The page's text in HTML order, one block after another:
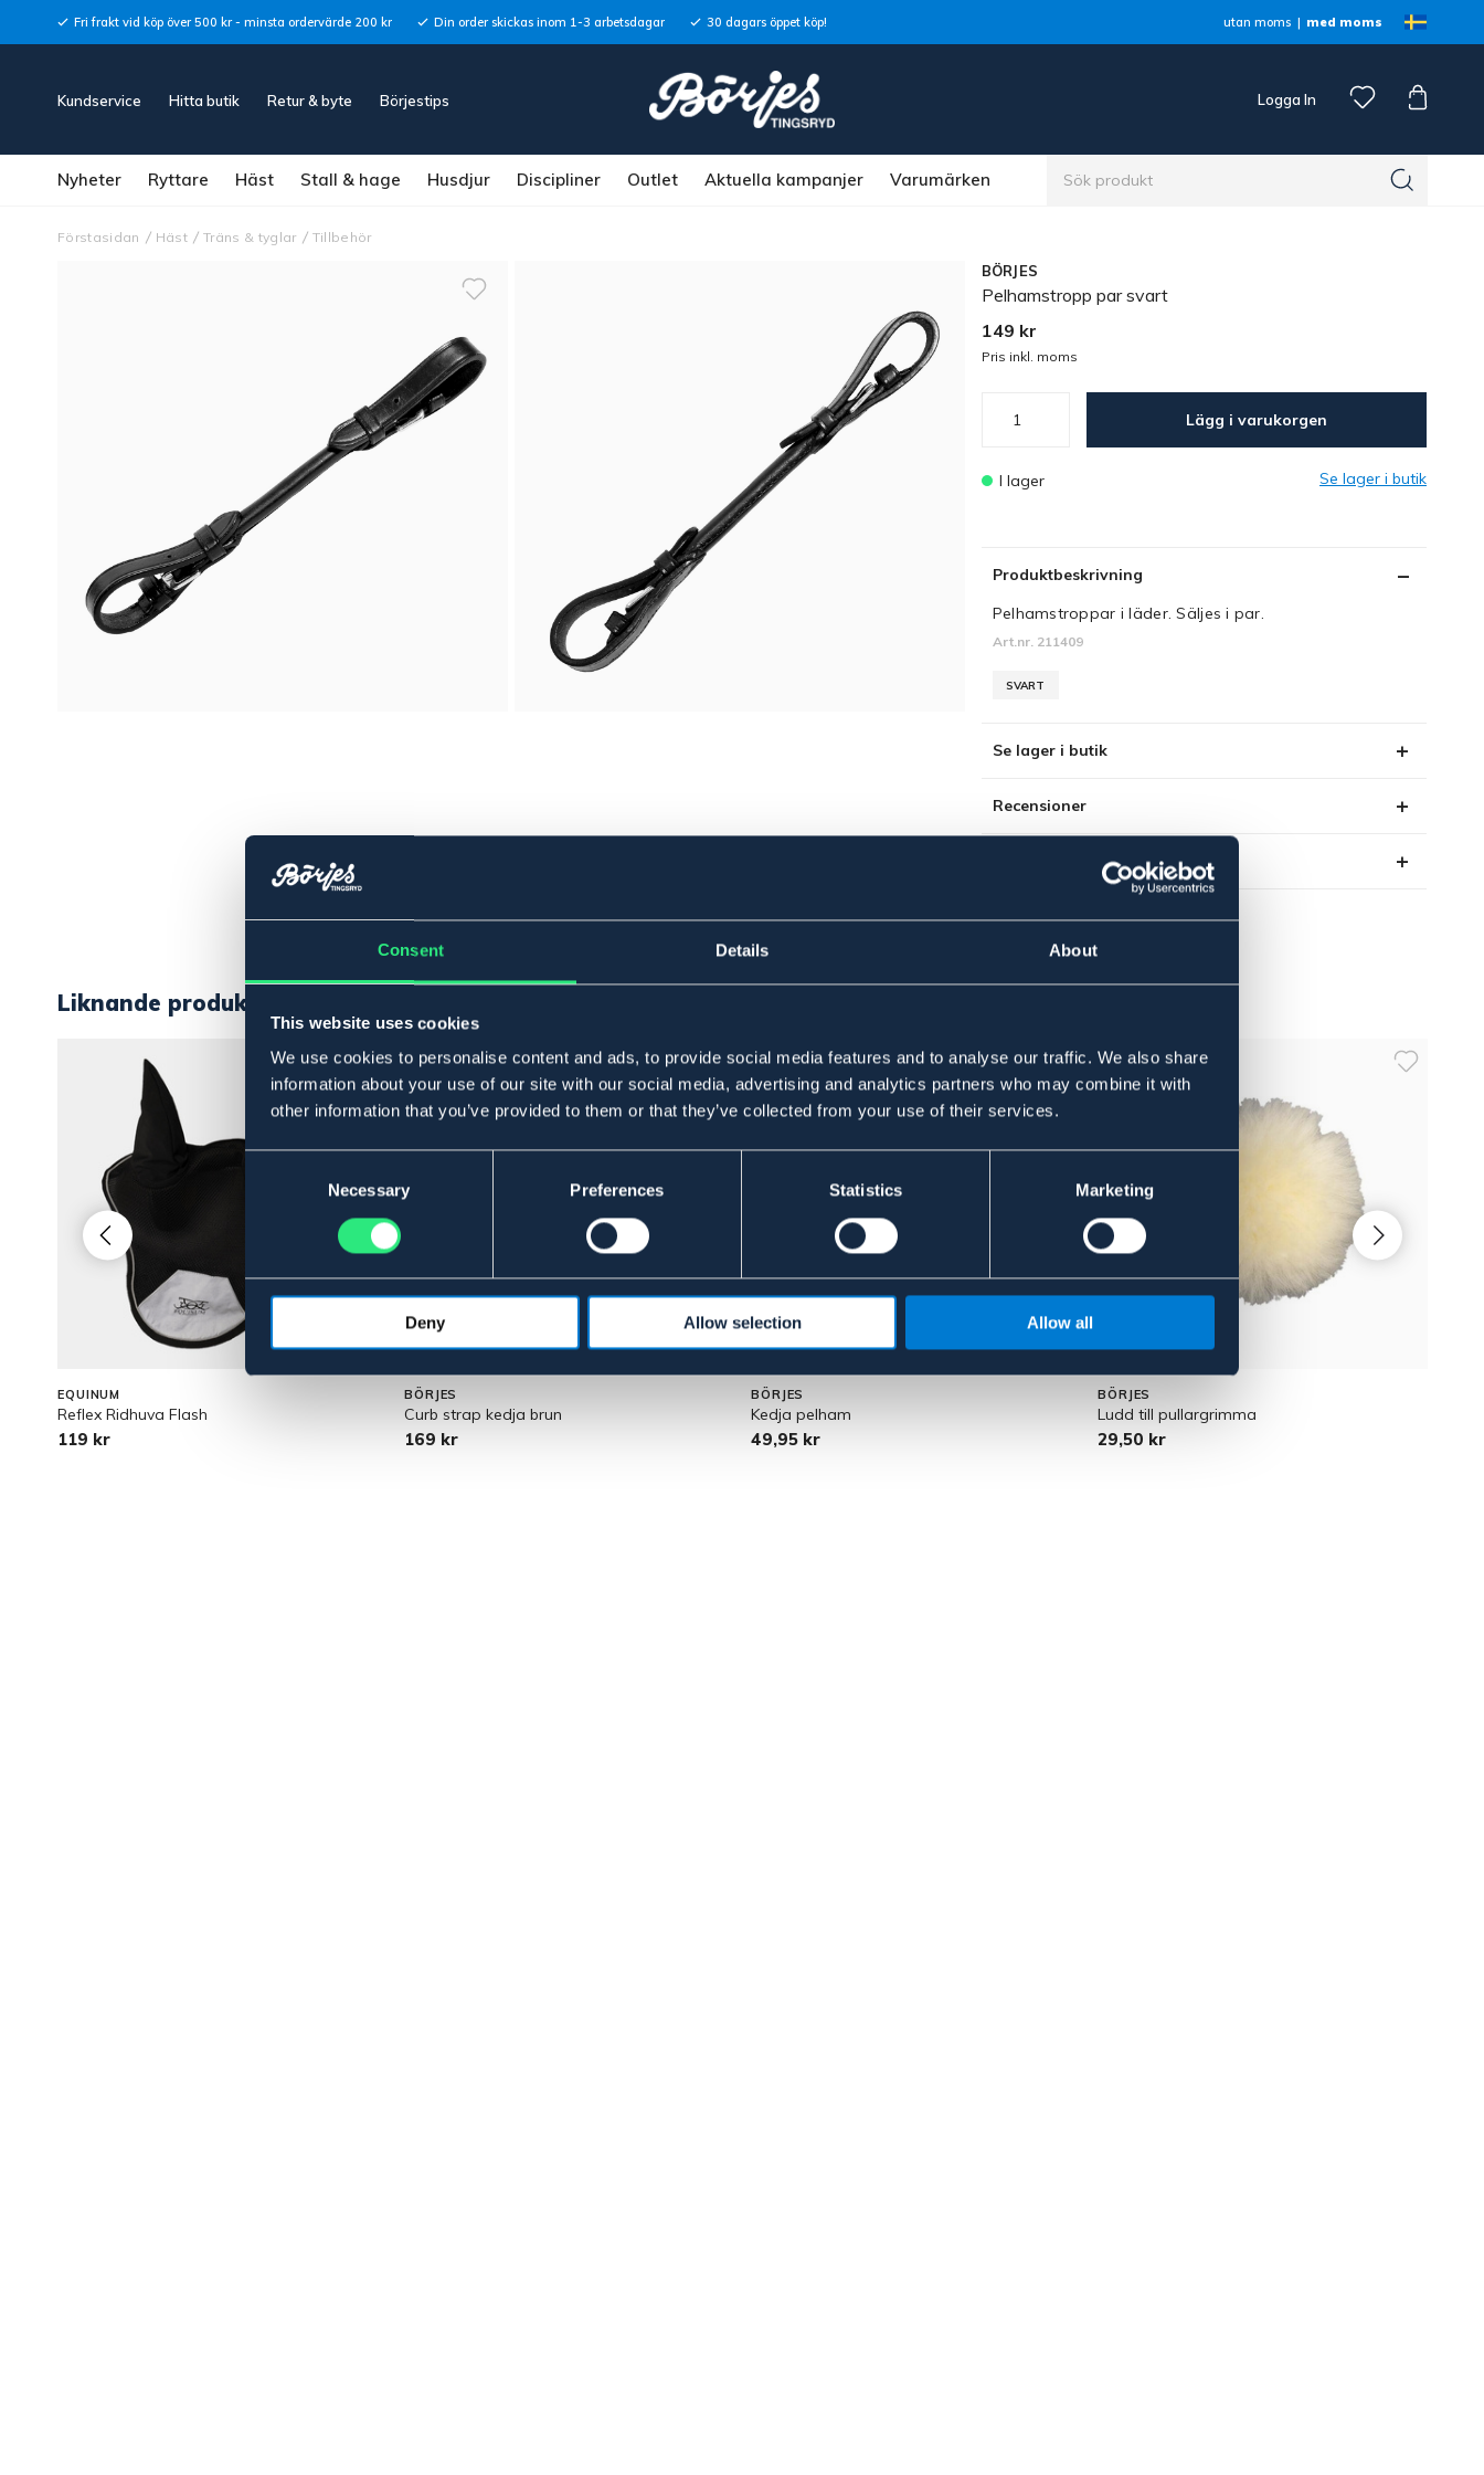
Consent Details About
This website uses cookies
We use cookies to personalise content and ads, to provide social media features and to analyse our traffic. We also share
information about your use of our site with our social media, advertising and analytics partners who may combine it with
other information that you’ve provided to them or that they’ve collected from your use of their services.
Necessary Preferences Statistics Marketing
Deny Allow selection Allow all
Fri frakt vid köp över 500 kr - minsta ordervärde 200 kr Din order skickas inom 1-3 arbetsdagar 30 dagars öppet köp! utan moms med moms
Kundservice Hitta butik Retur & byte Börjestips Logga In
Nyheter Ryttare Häst Stall & hage Husdjur Discipliner Outlet Aktuella kampanjer Varumärken
Förstasidan Häst Träns & tyglar Tillbehör
BÖRJES
Pelhamstropp par svart
149 kr
Pris inkl. moms
Lägg i varukorgen
I lager Se lager i butik
Produktbeskrivning
Pelhamstroppar i läder. Säljes i par.
Art.nr. 211409
SVART
Se lager i butik
Recensioner
Om varumärket
Liknande produkter
EQUINUM
Reflex Ridhuva Flash
119 kr
BÖRJES
Curb strap kedja brun
169 kr
BÖRJES
Kedja pelham
49,95 kr
BÖRJES
Ludd till pullargrimma
29,50 kr